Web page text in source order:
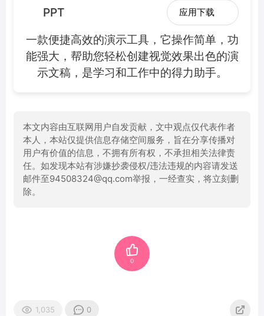
PPT 应用下载
一款便捷高效的演示工具，它操作简单，功
能强大，帮助您轻松创建视觉效果出色的演
示文稿，是学习和工作中的得力助手。
本文内容由互联网用户自发贡献，文中观点仅代表作者
本人，本站仅提供信息存储空间服务，旨在分享传播对
用户有价值的信息，不拥有所有权，不承担相关法律责
任。如发现本站有涉嫌抄袭侵权/违法违规的内容请发送
邮件至94508324@qq.com举报，一经查实，将立刻删
除。
0
1,035 0